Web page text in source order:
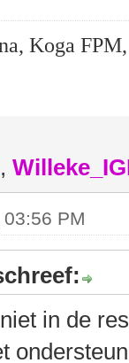
Koga
,
PM
in de